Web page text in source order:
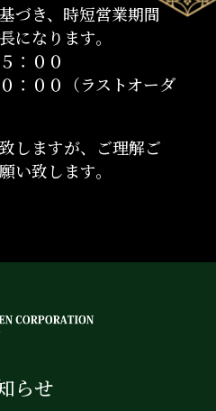
づき、時短営業期間
になります。
：００
：００（ラストオーダ
しますが、ご理解ご
い致します。
らせ